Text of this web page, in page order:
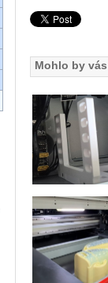
Mohlo by